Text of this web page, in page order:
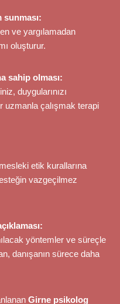
sunması:
ve yargılamadan
oluşturur.
sahip olması:
duygularınızı
uzmanla çalışmak terapi
etik kurallarına
vazgeçilmez
yöntemler ve süreçle
danışanın sürece daha
Girne psikolog